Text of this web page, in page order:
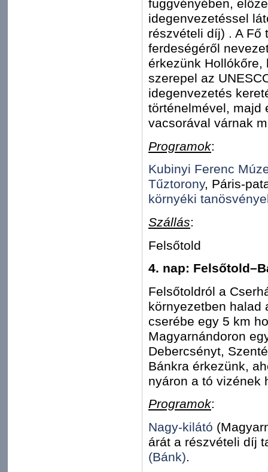
függvényében,
idegenvezetéssel
részvételi díj) . A Fő
ferdeségéről
érkezünk Hollókőre,
szerepel az
idegenvezetés
történelmével, majd
vacsorával várnak
Programok:
Kubinyi Ferenc
Tűztorony, Páris-
környéki
Szállás:
Felsőtold
4. nap:
Felsőtoldról a
környezetben halad
cserébe egy 5 km
Magyarnándoron
Debercsényt,
Bánkra érkezünk,
nyáron a tó vizének
Programok:
Nagy-kilátó
árát a részvételi díj
(Bánk).